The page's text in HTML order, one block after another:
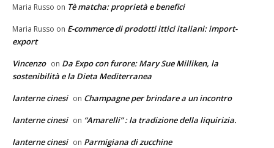
Maria Russo on Tè matcha: proprietà e benefici
Maria Russo on E-commerce di prodotti ittici italiani: import-
export
Vincenzo on Da Expo con furore: Mary Sue Milliken, la
sostenibilità e la Dieta Mediterranea
lanterne cinesi on Champagne per brindare a un incontro
lanterne cinesi on “Amarelli” : la tradizione della liquirizia.
lanterne cinesi on Parmigiana di zucchine